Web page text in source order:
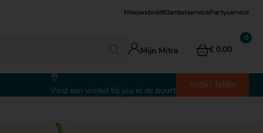
Nieuwsbrief KlantenservicePartyservice
Mijn Mitra € 0.00
Vind een winkel bij jou in de buurt
Actie / folder